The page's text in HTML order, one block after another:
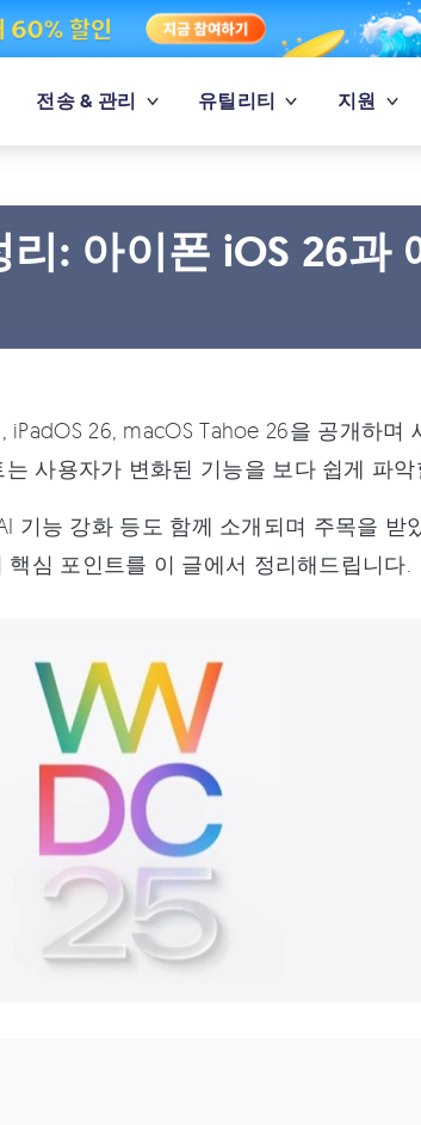
전송 & 관리 유틸리티 지원
: 아이폰 iOS 26과
iPadOS 26, macOS Tahoe 26을 공개하
사용자가 변화된 기능을 보다 쉽게 파
기능 강화 등도 함께 소개되며 주목을 받
심 포인트를 이 글에서 정리해드립니다.